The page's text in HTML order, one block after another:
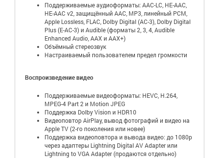
Поддерживаемые аудиоформаты: AAC-LC, HE-AAC,
HE-AAC v2, защищённый AAC, MP3, линейный PCM,
Apple Lossless, FLAC, Dolby Digital (AC-3), Dolby Digital
Plus (E-AC-3) и Audible (форматы 2, 3, 4, Audible
Enhanced Audio, AAX и AAX+)
Объёмный стереозвук
Настраиваемый пользователем предел громкости
Воспроизведение видео
Поддерживаемые видеоформаты: HEVC, H.264,
MPEG-4 Part 2 и Motion JPEG
Поддержка Dolby Vision и HDR10
Видеоповтор AirPlay, вывод фотографий и видео на
Apple TV (2-го поколения или новее)
Поддержка видеоповтора и вывода видео: до 1080p
через адаптеры Lightning Digital AV Adapter или
Lightning to VGA Adapter (продаются отдельно)